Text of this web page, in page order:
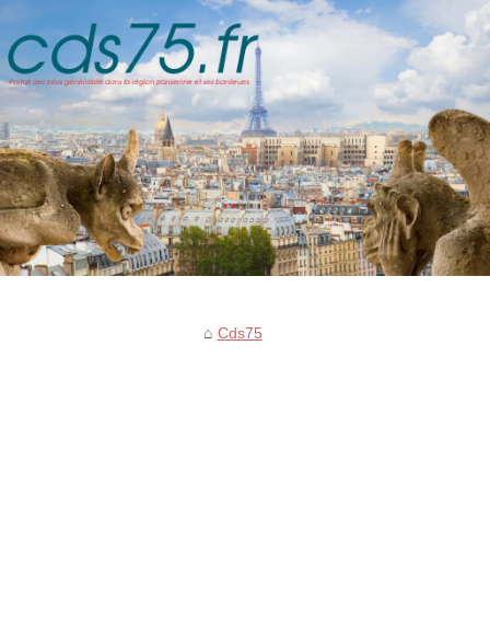
Cds75